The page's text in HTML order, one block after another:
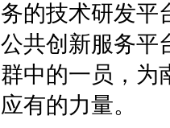
务的技术研发平
公共创新服务平
群中的一员，为
应有的力量。